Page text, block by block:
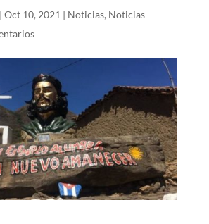
| Oct 10, 2021 | Noticias, Noticias